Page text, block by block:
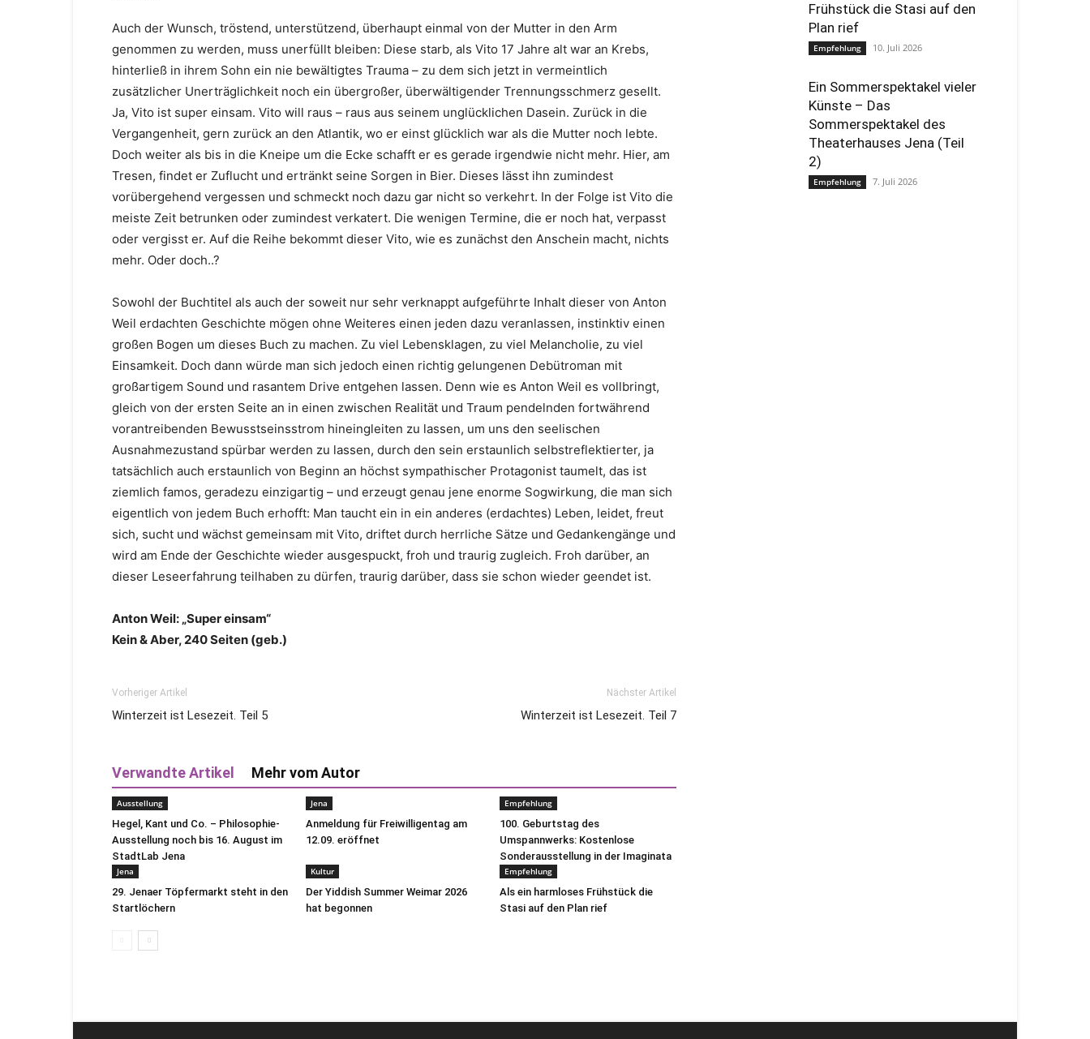
Auch der Wunsch, tröstend, unterstützend, überhaupt einmal von der Mutter in den Arm
genommen zu werden, muss unerfüllt bleiben: Diese starb, als Vito 17 Jahre alt war an Krebs,
hinterließ in ihrem Sohn ein nie bewältigtes Trauma – zu dem sich jetzt in vermeintlich
zusätzlicher Unerträglichkeit noch ein übergroßer, überwältigender Trennungsschmerz gesellt.
Ja, Vito ist super einsam. Vito will raus – raus aus seinem unglücklichen Dasein. Zurück in die
Vergangenheit, gern zurück an den Atlantik, wo er einst glücklich war als die Mutter noch lebte.
Doch weiter als bis in die Kneipe um die Ecke schafft er es gerade irgendwie nicht mehr. Hier, am
Tresen, findet er Zuflucht und ertränkt seine Sorgen in Bier. Dieses lässt ihn zumindest
vorübergehend vergessen und schmeckt noch dazu gar nicht so verkehrt. In der Folge ist Vito die
meiste Zeit betrunken oder zumindest verkatert. Die wenigen Termine, die er noch hat, verpasst
oder vergisst er. Auf die Reihe bekommt dieser Vito, wie es zunächst den Anschein macht, nichts
mehr. Oder doch..?
Sowohl der Buchtitel als auch der soweit nur sehr verknappt aufgeführte Inhalt dieser von Anton
Weil erdachten Geschichte mögen ohne Weiteres einen jeden dazu veranlassen, instinktiv einen
großen Bogen um dieses Buch zu machen. Zu viel Lebensklagen, zu viel Melancholie, zu viel
Einsamkeit. Doch dann würde man sich jedoch einen richtig gelungenen Debütroman mit
großartigem Sound und rasantem Drive entgehen lassen. Denn wie es Anton Weil es vollbringt,
gleich von der ersten Seite an in einen zwischen Realität und Traum pendelnden fortwährend
vorantreibenden Bewusstseinsstrom hineingleiten zu lassen, um uns den seelischen
Ausnahmezustand spürbar werden zu lassen, durch den sein erstaunlich selbstreflektierter, ja
tatsächlich auch erstaunlich von Beginn an höchst sympathischer Protagonist taumelt, das ist
ziemlich famos, geradezu einzigartig – und erzeugt genau jene enorme Sogwirkung, die man sich
eigentlich von jedem Buch erhofft: Man taucht ein in ein anderes (erdachtes) Leben, leidet, freut
sich, sucht und wächst gemeinsam mit Vito, driftet durch herrliche Sätze und Gedankengänge und
wird am Ende der Geschichte wieder ausgespuckt, froh und traurig zugleich. Froh darüber, an
dieser Leseerfahrung teilhaben zu dürfen, traurig darüber, dass sie schon wieder geendet ist.
Anton Weil: „Super einsam“
Kein & Aber, 240 Seiten (geb.)
Vorheriger Artikel
Winterzeit ist Lesezeit. Teil 5
Nächster Artikel
Winterzeit ist Lesezeit. Teil 7
Verwandte Artikel Mehr vom Autor
Ausstellung
Hegel, Kant und Co. – Philosophie-
Ausstellung noch bis 16. August im
StadtLab Jena
Jena
Anmeldung für Freiwilligentag am
12.09. eröffnet
Empfehlung
100. Geburtstag des
Umspannwerks: Kostenlose
Sonderausstellung in der Imaginata
Jena
29. Jenaer Töpfermarkt steht in den
Startlöchern
Kultur
Der Yiddish Summer Weimar 2026
hat begonnen
Empfehlung
Als ein harmloses Frühstück die
Stasi auf den Plan rief
Frühstück die Stasi auf den
Plan rief
Empfehlung 10. Juli 2026
Ein Sommerspektakel vieler
Künste – Das
Sommerspektakel des
Theaterhauses Jena (Teil
2)
Empfehlung 7. Juli 2026